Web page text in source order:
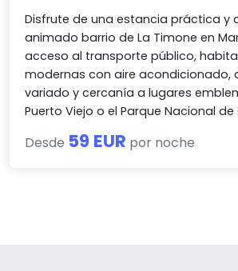
Disfrute de una estancia práctica y
animado barrio de La Timone en
acceso al transporte público,
modernas con aire acondicionado,
variado y cercanía a lugares
Puerto Viejo o el Parque Nacional de
Desde 59 EUR por noche